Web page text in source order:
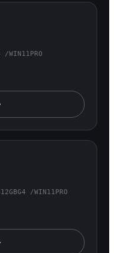
WIN11PRO
8 ГБ / SSD 512 ГБ
/WIN11PRO
16 ГБ / SSD 512 ГБ